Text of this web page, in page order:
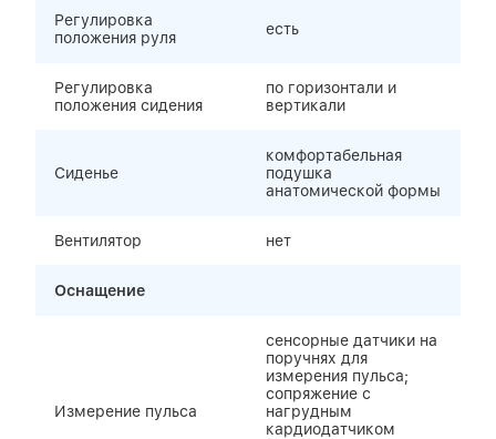
Регулировка
положения руля
есть
Регулировка
положения сидения
по горизонтали и
вертикали
Сиденье
комфортабельная
подушка
анатомической формы
Вентилятор нет
Оснащение
Измерение пульса
сенсорные датчики на
поручнях для
измерения пульса;
сопряжение с
нагрудным
кардиодатчиком